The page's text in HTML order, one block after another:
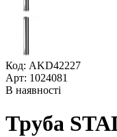
Код: AKD42227
Арт: 1024081
В наявності
Труба